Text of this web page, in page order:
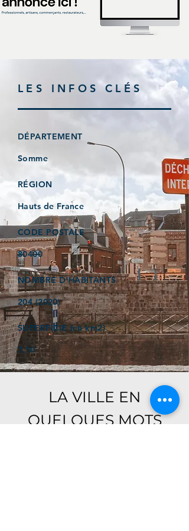
LES INFOS CLÉS
DÉPARTEMENT
Somme
RÉGION
Hauts de France
CODE POSTALE
80400
NOMBRE D'HABITANTS
204 (2020)
SUPERFICIE (en km2)
7,10
LA VILLE EN
QUELQUES MOTS